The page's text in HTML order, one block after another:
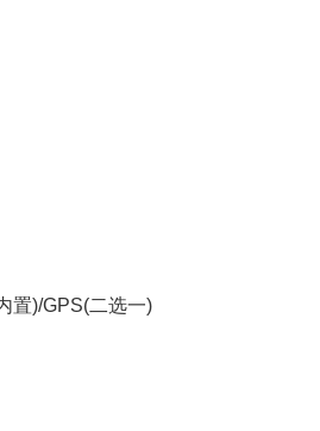
)/GPS(二选一)